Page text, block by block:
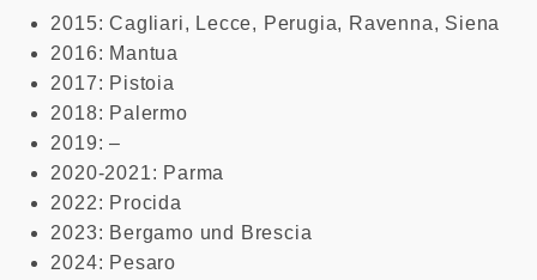
2015: Cagliari, Lecce, Perugia, Ravenna, Siena
2016: Mantua
2017: Pistoia
2018: Palermo
2019: –
2020-2021: Parma
2022: Procida
2023: Bergamo und Brescia
2024: Pesaro